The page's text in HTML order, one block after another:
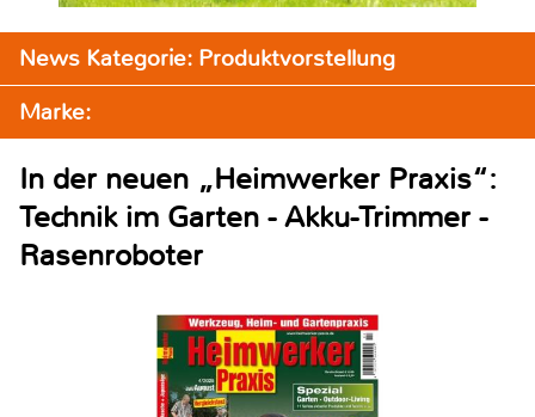
News Kategorie: Produktvorstellung
Marke:
In der neuen „Heimwerker Praxis“:
Technik im Garten - Akku-Trimmer -
Rasenroboter